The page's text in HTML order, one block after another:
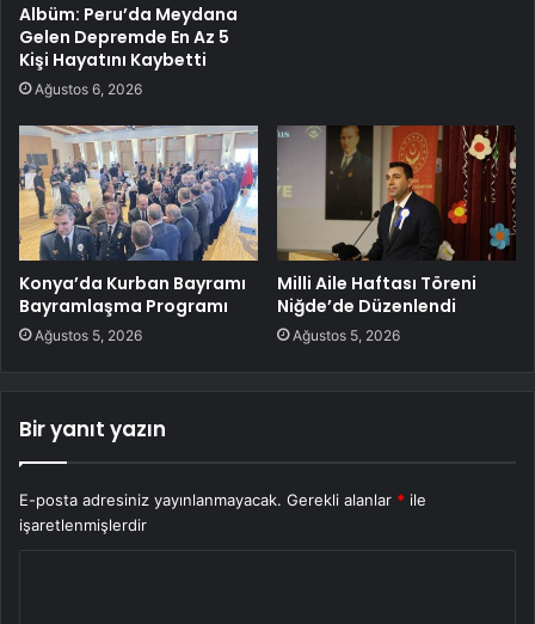
Albüm: Peru’da Meydana
Gelen Depremde En Az 5
Kişi Hayatını Kaybetti
Ağustos 6, 2026
Konya’da Kurban Bayramı
Bayramlaşma Programı
Ağustos 5, 2026
Milli Aile Haftası Töreni
Niğde’de Düzenlendi
Ağustos 5, 2026
Bir yanıt yazın
E-posta adresiniz yayınlanmayacak. Gerekli alanlar * ile
işaretlenmişlerdir